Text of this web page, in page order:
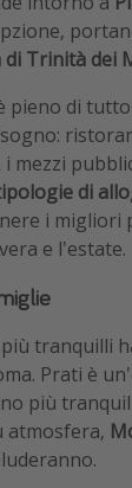
di Trinità dei
pieno di
mezzi
di
i migliori
e l'estate.
tranquilli
Prati è
più
atmosfera,